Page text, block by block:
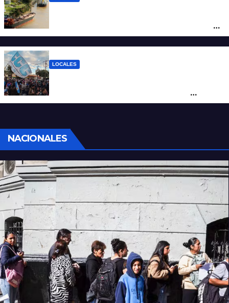
posicionar los puertos del sur de Santa Fe
como salida para las exportaciones
LOCALES
sociales y sindicales
NACIONALES